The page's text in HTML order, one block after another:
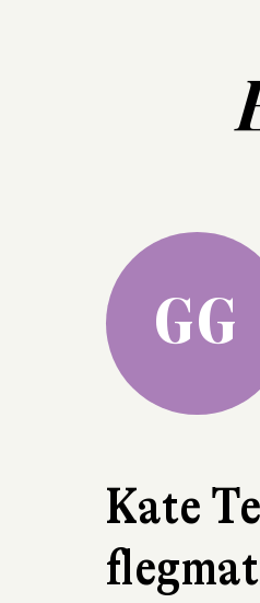
GG
Kate